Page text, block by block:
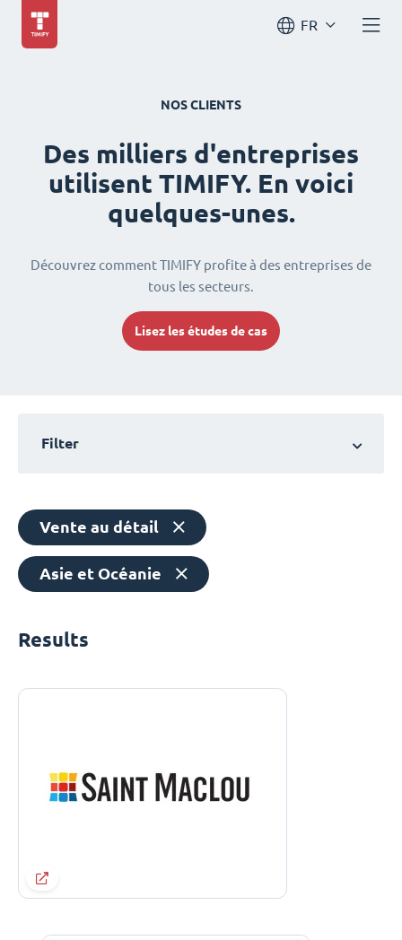
FR
NOS CLIENTS
Des milliers d'entreprises
utilisent TIMIFY. En voici
quelques-unes.
Découvrez comment TIMIFY profite à des entreprises de
tous les secteurs.
Lisez les études de cas
Filter
Vente au détail
Asie et Océanie
Results